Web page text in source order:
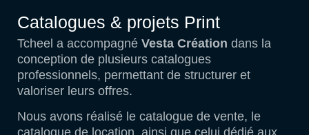
Catalogues & projets Print
Tcheel a accompagnéVesta Création dans la
conception de plusieurs catalogues
professionnels, permettant de structurer et
valoriser leurs offres.
Nous avons réalisé le catalogue de vente, le
catalogue de location, ainsi que celui dédié aux